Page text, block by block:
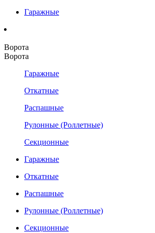
Гаражные
Ворота
Ворота
Гаражные
Откатные
Распашные
Рулонные (Роллетные)
Секционные
Гаражные
Откатные
Распашные
Рулонные (Роллетные)
Секционные